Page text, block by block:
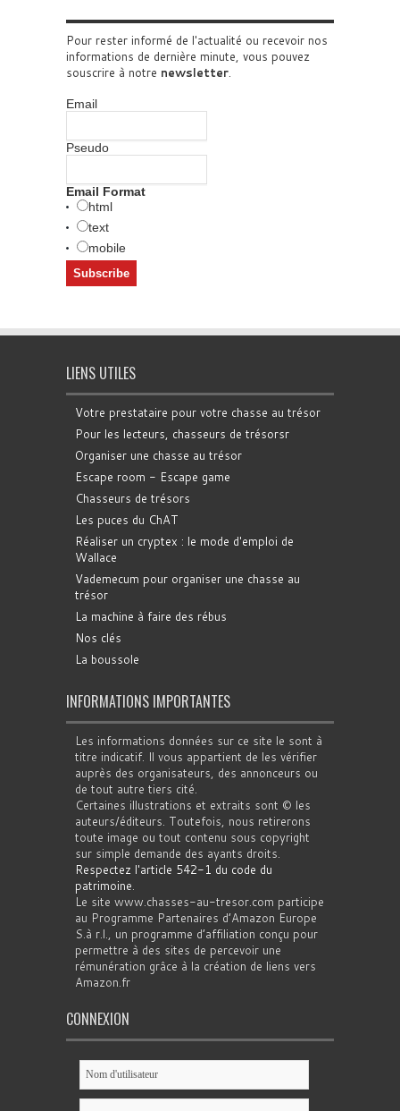
Pour rester informé de l'actualité ou recevoir nos
informations de dernière minute, vous pouvez
souscrire à notre newsletter.
Email
Pseudo
Email Format
html
text
mobile
LIENS UTILES
Votre prestataire pour votre chasse au trésor
Pour les lecteurs, chasseurs de trésorsr
Organiser une chasse au trésor
Escape room - Escape game
Chasseurs de trésors
Les puces du ChAT
Réaliser un cryptex : le mode d'emploi de
Wallace
Vademecum pour organiser une chasse au
trésor
La machine à faire des rébus
Nos clés
La boussole
INFORMATIONS IMPORTANTES
Les informations données sur ce site le sont à
titre indicatif. Il vous appartient de les vérifier
auprès des organisateurs, des annonceurs ou
de tout autre tiers cité.
Certaines illustrations et extraits sont © les
auteurs/éditeurs. Toutefois, nous retirerons
toute image ou tout contenu sous copyright
sur simple demande des ayants droits.
Respectez l'article 542-1 du code du
patrimoine.
Le site www.chasses-au-tresor.com participe
au Programme Partenaires d’Amazon Europe
S.à r.l., un programme d’affiliation conçu pour
permettre à des sites de percevoir une
rémunération grâce à la création de liens vers
Amazon.fr
CONNEXION